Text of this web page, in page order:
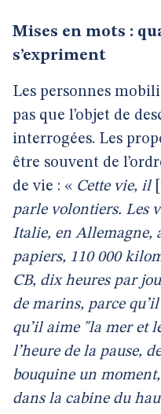
Mises en mots :
s’expriment
Les personnes
pas que l’objet de
interrogées. Les
être souvent de
de vie : « Cette vie, il
parle volontiers. Les
Italie, en Allemagne,
papiers, 110 000
CB, dix heures par
de marins, parce
qu’il aime "la mer et
l’heure de la pause,
bouquine un
dans la cabine du